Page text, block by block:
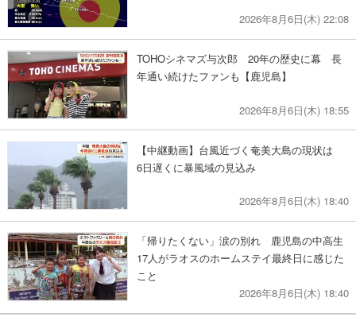
2026年8月6日(木) 22:08
TOHOシネマズ与次郎 20年の歴史に幕 長
年通い続けたファンも【鹿児島】
2026年8月6日(木) 18:55
【中継動画】台風近づく奄美大島の現状は
6日遅くに暴風域の見込み
2026年8月6日(木) 18:40
「帰りたくない」涙の別れ 鹿児島の中高生
17人がラオスのホームステイ最終日に感じた
こと
2026年8月6日(木) 18:40